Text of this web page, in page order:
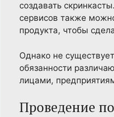
создавать
сервисов также
продукта, чтобы
Однако не
обязанности
лицами,
Проведение